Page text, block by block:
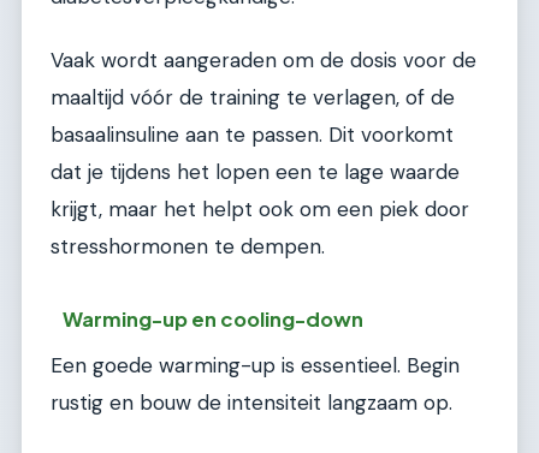
Vaak wordt aangeraden om de dosis voor de
maaltijd vóór de training te verlagen, of de
basaalinsuline aan te passen. Dit voorkomt
dat je tijdens het lopen een te lage waarde
krijgt, maar het helpt ook om een piek door
stresshormonen te dempen.
Warming-up en cooling-down
Een goede warming-up is essentieel. Begin
rustig en bouw de intensiteit langzaam op.